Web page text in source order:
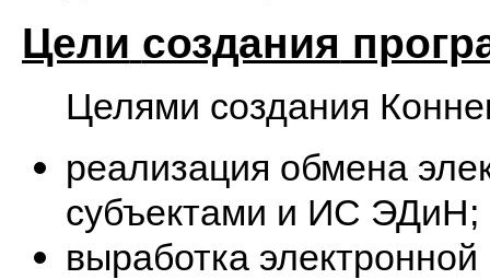
Цели создания
Целями создания
реализация обмена
субъектами и ИС ЭДиН;
выработка